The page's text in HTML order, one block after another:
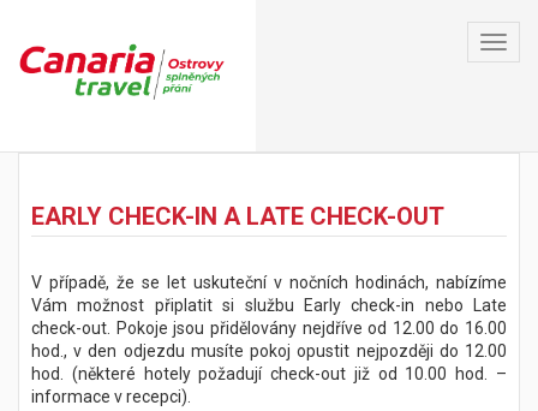
EARLY CHECK-IN A LATE CHECK-OUT
V případě, že se let uskuteční v nočních hodinách, nabízíme
Vám možnost připlatit si službu Early check-in nebo Late
check-out. Pokoje jsou přidělovány nejdříve od 12.00 do 16.00
hod., v den odjezdu musíte pokoj opustit nejpozději do 12.00
hod. (některé hotely požadují check-out již od 10.00 hod. –
informace v recepci).
Příjmení
Email
Telefonní číslo